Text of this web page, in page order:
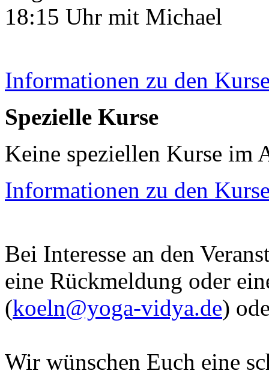
18:15 Uhr mit Michael
Informationen zu den
Spezielle Kurse
Keine speziellen Kurse im
Informationen zu den
Bei Interesse an den
eine Rückmeldung oder
(koeln@yoga-vidya.de)
Wir wünschen Euch eine